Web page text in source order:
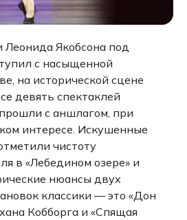
Леонида Якобсона под
с насыщенной
на исторической сцене
девять спектаклей
с аншлагом, при
интересе. Искушенные
чистоту
в «Лебедином озере» и
нюансы двух
классики — это «Дон
Кобборга и «Спящая